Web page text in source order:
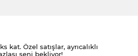
kat. Özel satışlar, ayrıcalıklı
seni bekliyor!